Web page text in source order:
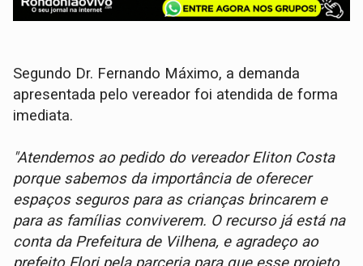
Segundo Dr. Fernando Máximo, a demanda
apresentada pelo vereador foi atendida de forma
imediata.
"Atendemos ao pedido do vereador Eliton Costa
porque sabemos da importância de oferecer
espaços seguros para as crianças brincarem e
para as famílias conviverem. O recurso já está na
conta da Prefeitura de Vilhena, e agradeço ao